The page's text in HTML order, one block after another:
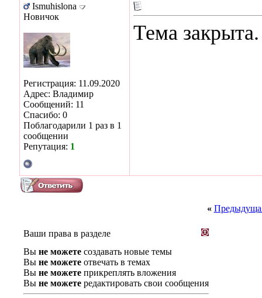
Ismuhislona
Новичок
Регистрация: 11.09.2020
Адрес: Владимир
Сообщений: 11
Спасибо: 0
Поблагодарили 1 раз в 1
сообщении
Репутация: 1
Тема
«
Ваши права в разделе
Вы не можете создавать новые темы
Вы не можете отвечать в темах
Вы не можете прикреплять вложения
Вы не можете редактировать свои сообщения